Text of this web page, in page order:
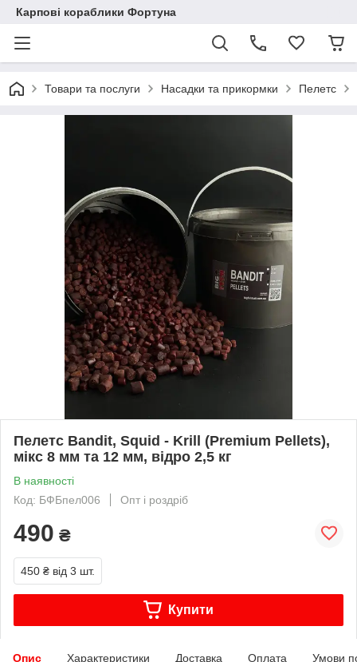
Карпові кораблики Фортуна
Товари та послуги Насадки та прикормки Пелетс
Пелетс Bandit, Squid - Krill (Premium Pellets),
мікс 8 мм та 12 мм, відро 2,5 кг
В наявності
Код: БФБпел006
Опт і роздріб
490 ₴
450 ₴ від 3 шт.
Купити
Опис Характеристики Доставка Оплата Умови